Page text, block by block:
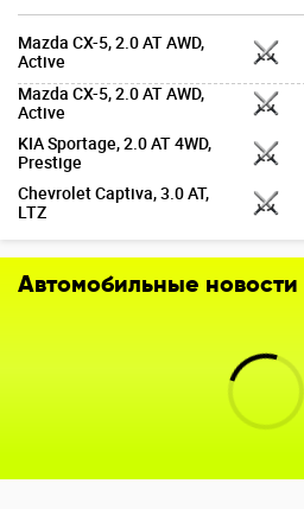
Mazda CX-5, 2.0 AT AWD,
Active
Mazda CX-5, 2.0 AT AWD,
Active
KIA Sportage, 2.0 AT 4WD,
Prestige
Chevrolet Captiva, 3.0 AT,
LTZ
Автомобильные новости